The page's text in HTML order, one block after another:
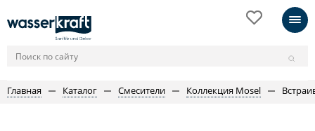
Главная Каталог Смесители Коллекция Mosel